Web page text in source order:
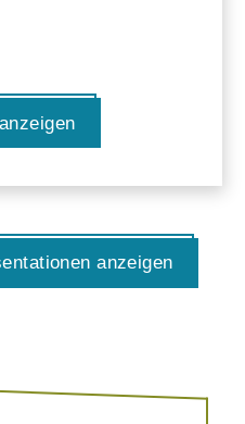
anzeigen